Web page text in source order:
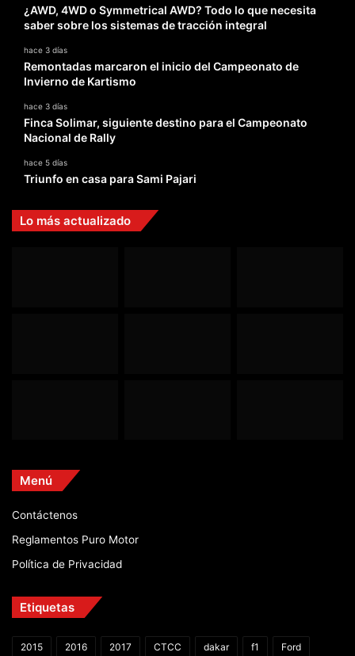
¿AWD, 4WD o Symmetrical AWD? Todo lo que necesita
saber sobre los sistemas de tracción integral
hace 3 días
Remontadas marcaron el inicio del Campeonato de
Invierno de Kartismo
hace 3 días
Finca Solimar, siguiente destino para el Campeonato
Nacional de Rally
hace 5 días
Triunfo en casa para Sami Pajari
Lo más actualizado
Menú
Contáctenos
Reglamentos Puro Motor
Política de Privacidad
Etiquetas
2015 2016 2017 CTCC dakar f1 Ford